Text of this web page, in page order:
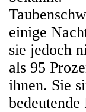
einige
sie jedoch
als 95
ihnen. Sie